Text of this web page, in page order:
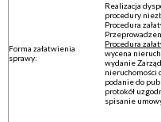
Forma załatwienia
sprawy:
Realizacja
procedury
Procedura
Procedura
wycena
wydanie
nieruchomości
podanie do
protokół
spisanie